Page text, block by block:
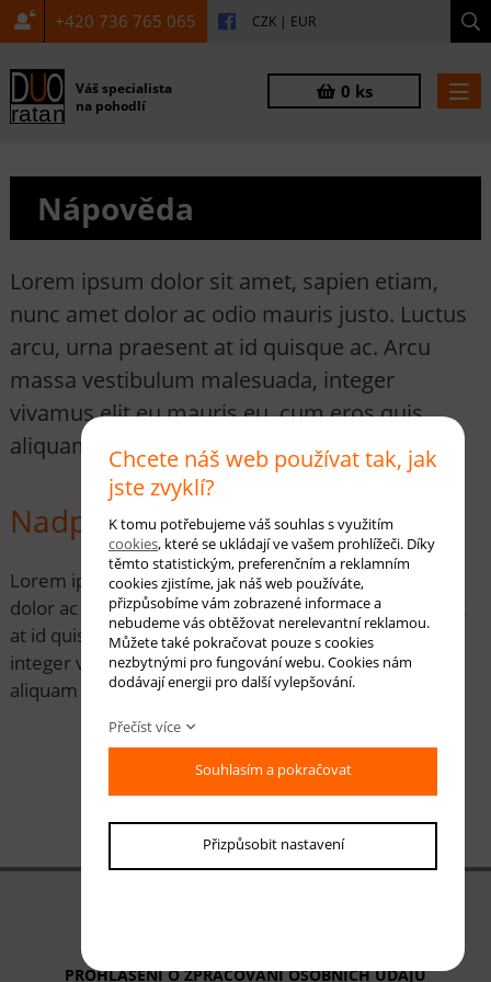
+420 736 765 065 CZK | EUR
Váš specialista
na pohodlí
0 ks
Nápověda
Lorem ipsum dolor sit amet, sapien etiam,
nunc amet dolor ac odio mauris justo. Luctus
arcu, urna praesent at id quisque ac. Arcu
massa vestibulum malesuada, integer
vivamus elit eu mauris eu, cum eros quis
aliquam nis.
Nadpis H2
Lorem ipsum dolor sit amet, sapien etiam, nunc amet
dolor ac odio mauris justo. Luctus arcu, urna praesent
at id quisque ac. Arcu massa vestibulum malesuada,
integer vivamus elit eu mauris eu, cum eros quis
aliquam nis.
PROHLÁŠENÍ O ZPRACOVÁNÍ OSOBNÍCH ÚDAJŮ
Chcete náš web používat tak, jak
jste zvyklí?
K tomu potřebujeme váš souhlas s využitím
cookies, které se ukládají ve vašem prohlížeči. Díky
těmto statistickým, preferenčním a reklamním
cookies zjistíme, jak náš web používáte,
přizpůsobíme vám zobrazené informace a
nebudeme vás obtěžovat nerelevantní reklamou.
Můžete také pokračovat pouze s cookies
nezbytnými pro fungování webu. Cookies nám
dodávají energii pro další vylepšování.
Přečíst více
Souhlasím a pokračovat
Přizpůsobit nastavení